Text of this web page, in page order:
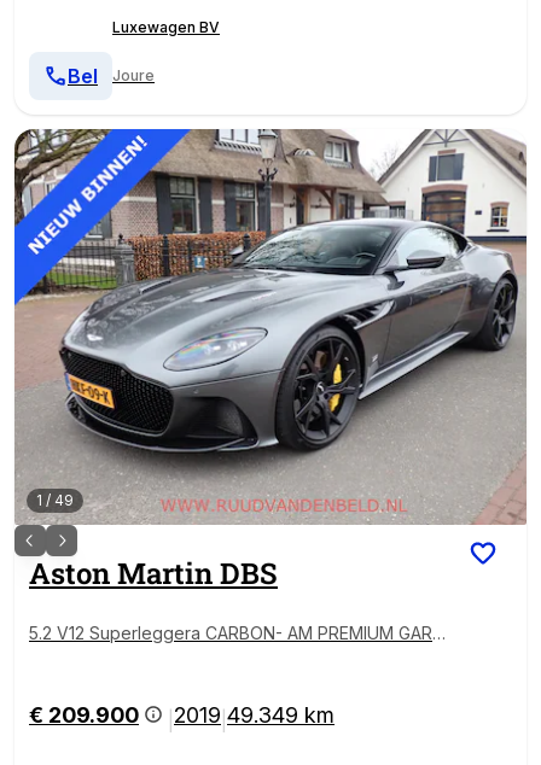
Luxewagen BV
Joure
Bel
1 / 49
Aston MartinDBS
5.2 V12 Superleggera CARBON- AM PREMIUM GARA
€ 209.900 2019 49.349 km